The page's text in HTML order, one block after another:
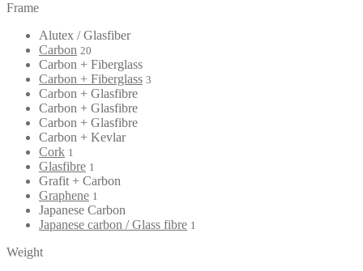
Frame
Alutex / Glasfiber
Carbon 20
Carbon + Fiberglass
Carbon + Fiberglass 3
Carbon + Glasfibre
Carbon + Glasfibre
Carbon + Glasfibre
Carbon + Kevlar
Cork 1
Glasfibre 1
Grafit + Carbon
Graphene 1
Japanese Carbon
Japanese carbon / Glass fibre 1
Weight